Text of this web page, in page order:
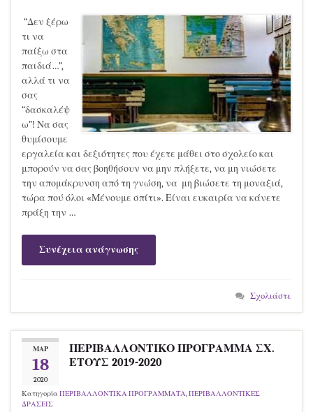
“Δεν ξέρω
τι να
παίξω στα
παιδιά…”,
αλλά τι να
σας
“δασκαλέψ
ω”! Να σας
θυμίσουμε
εργαλεία και δεξιότητες που έχετε μάθει στο σχολείο και
μπορούν να σας βοηθήσουν να μην πλήξετε, να μη νιώσετε
την απομάκρυνση από τη γνώση, να μη βιώσετε τη μοναξιά,
τώρα πού όλοι «Μένουμε σπίτι». Είναι ευκαιρία να κάνετε
πράξη την …
Συνέχεια ανάγνωσης
Σχολιάστε
ΜΑΡ
18
2020
ΠΕΡΙΒΑΛΛΟΝΤΙΚΟ ΠΡΟΓΡΑΜΜΑ ΣΧ.
ΕΤΟΥΣ 2019-2020
Κατηγορία ΠΕΡΙΒΑΛΛΟΝΤΙΚΑ ΠΡΟΓΡΑΜΜΑΤΑ,ΠΕΡΙΒΑΛΛΟΝΤΙΚΕΣ
ΔΡΑΣΕΙΣ